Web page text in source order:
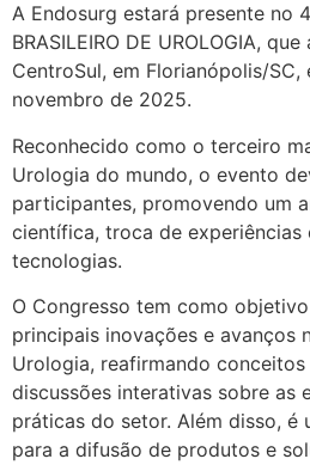
A Endosurg estará presente no
BRASILEIRO DE UROLOGIA,
CentroSul, em Florianópolis/SC,
novembro de 2025.
Reconhecido como o terceiro
Urologia do mundo, o evento
participantes, promovendo um
científica, troca de experiências
tecnologias.
O Congresso tem como
principais inovações e avanços
Urologia, reafirmando
discussões interativas sobre as
práticas do setor. Além disso, é
para a difusão de produtos e